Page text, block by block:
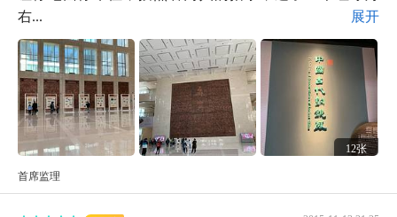
右...
展开
12张
首席监理